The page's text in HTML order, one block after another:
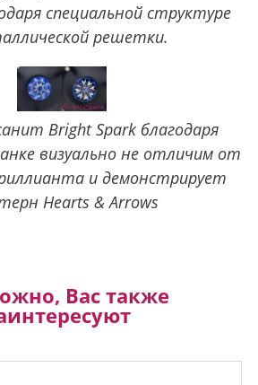
специальной структуре
решетки.
Bright Spark благодаря
визуально не отличим от
и демонстрирует
Hearts & Arrows
Вас также